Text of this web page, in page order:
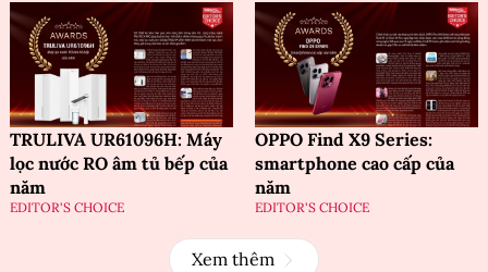
TRULIVA UR61096H: Máy
lọc nước RO âm tủ bếp của
năm
EDITOR'S CHOICE
OPPO Find X9 Series:
smartphone cao cấp của
năm
EDITOR'S CHOICE
Xem thêm